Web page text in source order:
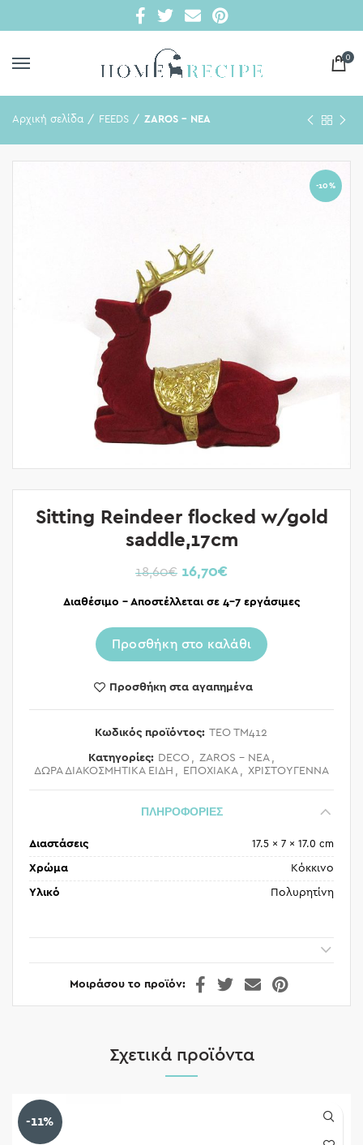
0
Αρχική σελίδα FEEDS ZAROS - ΝΕΑ
-10%
Sitting Reindeer flocked w/gold
saddle,17cm
18,60€ 16,70€
Διαθέσιμο – Αποστέλλεται σε 4-7 εργάσιμες
Προσθήκη στο καλάθι
Προσθήκη στα αγαπημένα
Κωδικός προϊόντος: TEO TM412
Κατηγορίες: DECO , ZAROS - ΝΕΑ ,
ΔΩΡΑ ΔΙΑΚΟΣΜΗΤΙΚΑ ΕΙΔΗ , ΕΠΟΧΙΑΚΑ , ΧΡΙΣΤΟΥΓΕΝΝΑ
ΠΛΗΡΟΦΟΡΙΕΣ
Διαστάσεις 17.5 × 7 × 17.0 cm
Χρώμα Κόκκινο
Υλικό Πολυρητίνη
Μοιράσου το προϊόν
Σχετικά προϊόντα
-11%